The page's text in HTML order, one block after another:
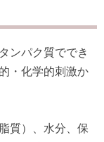
ンパク質ででき
・化学的刺激か
質）、水分、保